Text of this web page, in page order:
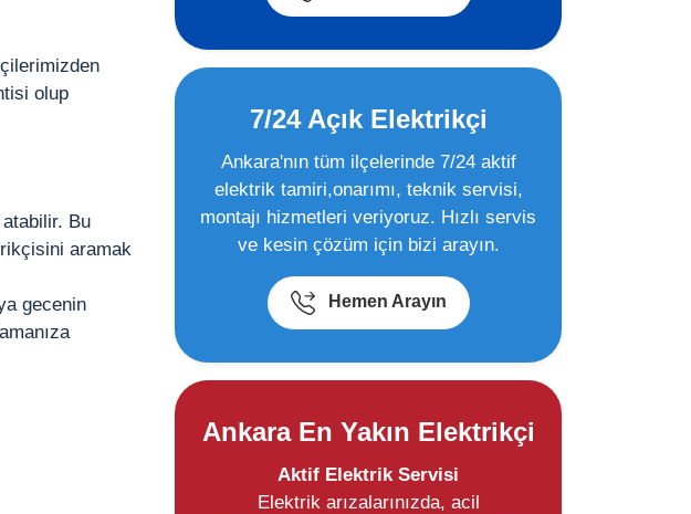
olup
Bu
aramak
gecenin
7/24 Açık Elektrikçi
Ankara'nın tüm ilçelerinde 7/24 aktif
elektrik tamiri,onarımı, teknik servisi,
montajı hizmetleri veriyoruz. Hızlı servis
ve kesin çözüm için bizi arayın.
Hemen Arayın
Ankara En Yakın Elektrikçi
Aktif Elektrik Servisi
Elektrik arızalarınızda, acil